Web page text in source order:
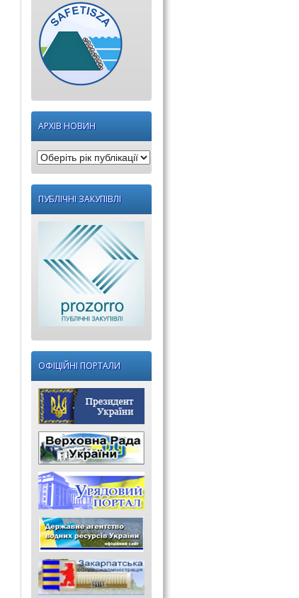
АРХІВ НОВИН
Оберіть
рік
публікації:
ПУБЛІЧНІ ЗАКУПІВЛІ
ОФІЦІЙНІ ПОРТАЛИ